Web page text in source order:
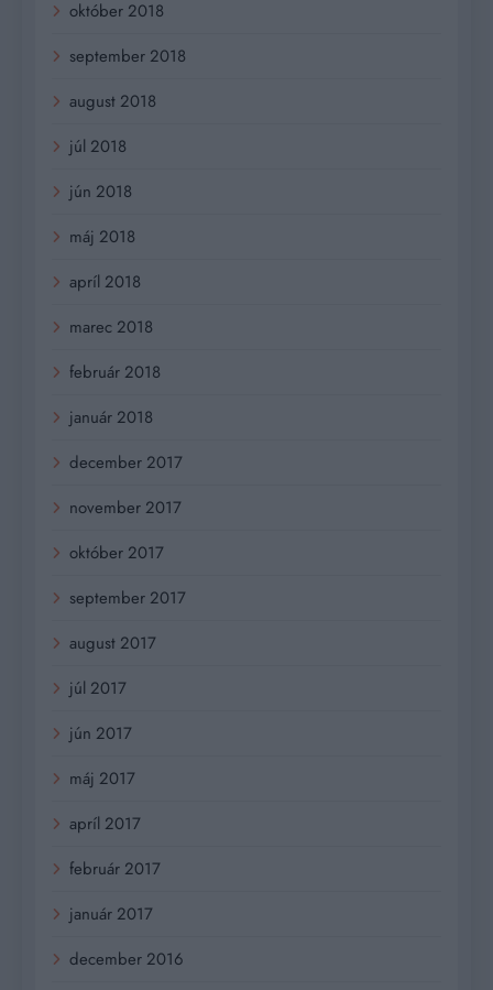
október 2018
september 2018
august 2018
júl 2018
jún 2018
máj 2018
apríl 2018
marec 2018
február 2018
január 2018
december 2017
november 2017
október 2017
september 2017
august 2017
júl 2017
jún 2017
máj 2017
apríl 2017
február 2017
január 2017
december 2016